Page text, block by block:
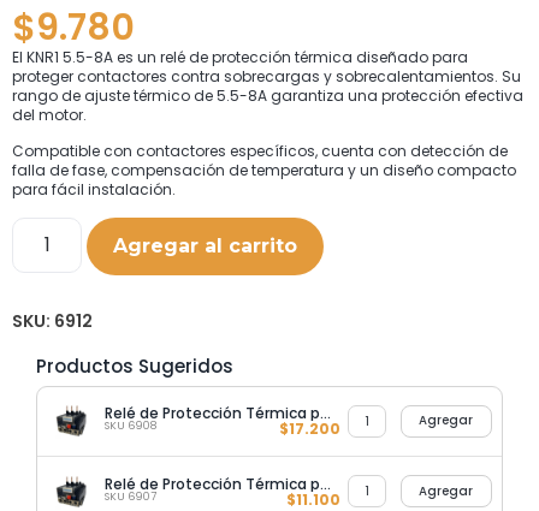
$9.780
El KNR1 5.5-8A es un relé de protección térmica diseñado para
proteger contactores contra sobrecargas y sobrecalentamientos. Su
rango de ajuste térmico de 5.5-8A garantiza una protección efectiva
del motor.
Compatible con contactores específicos, cuenta con detección de
falla de fase, compensación de temperatura y un diseño compacto
para fácil instalación.
Agregar al carrito
SKU: 6912
Productos Sugeridos
Relé de Protección Térmica para Contactor KNR1 30-40A
SKU 6908 $17.200 Agregar
Relé de Protección Térmica para Contactor KNR1 23-32A
SKU 6907 $11.100 Agregar